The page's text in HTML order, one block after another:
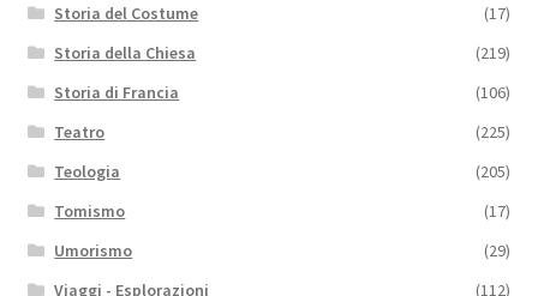
Storia del Costume
(17)
Storia della Chiesa
(219)
Storia di Francia
(106)
Teatro
(225)
Teologia
(205)
Tomismo
(17)
Umorismo
(29)
Viaggi - Esplorazioni
(112)